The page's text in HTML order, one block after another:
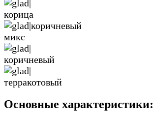
Основные характеристики: